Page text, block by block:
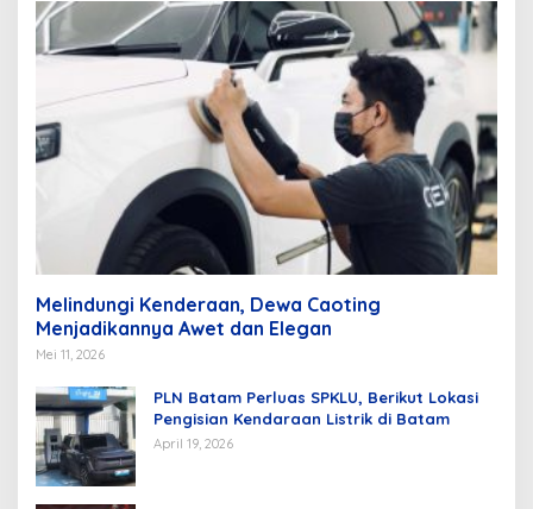
Melindungi Kenderaan, Dewa Caoting
Menjadikannya Awet dan Elegan
Mei 11, 2026
PLN Batam Perluas SPKLU, Berikut Lokasi
Pengisian Kendaraan Listrik di Batam
April 19, 2026